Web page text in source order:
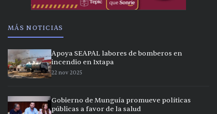
MÁS NOTICIAS
Apoya SEAPAL labores de bomberos en
incendio en Ixtapa
22 nov 2025
Gobierno de Munguía promueve políticas
públicas a favor de la salud